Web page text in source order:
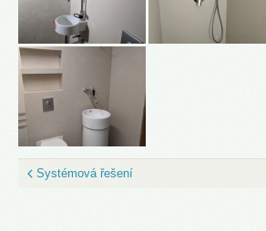
Systémová řešení